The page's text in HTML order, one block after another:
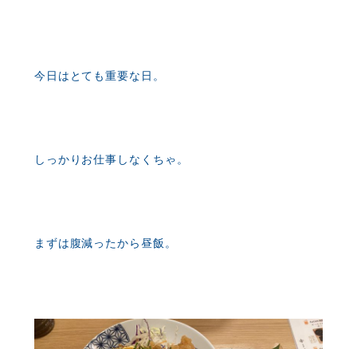
今日はとても重要な日。
しっかりお仕事しなくちゃ。
まずは腹減ったから昼飯。